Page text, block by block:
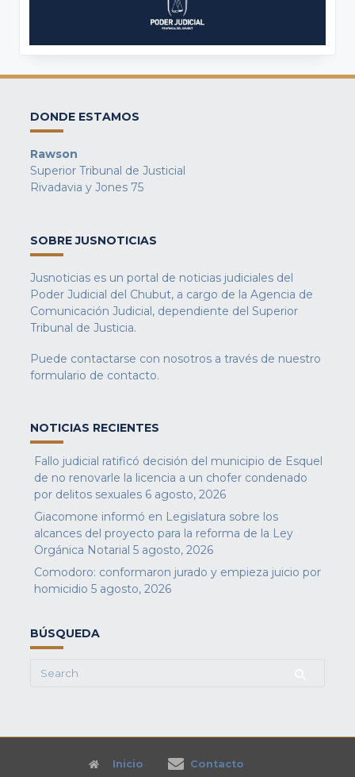
DONDE ESTAMOS
Rawson
Superior Tribunal de Justicial
Rivadavia y Jones 75
SOBRE JUSNOTICIAS
Jusnoticias es un portal de noticias judiciales del
Poder Judicial del Chubut, a cargo de la Agencia de
Comunicación Judicial, dependiente del Superior
Tribunal de Justicia.
Puede contactarse con nosotros a través de nuestro
formulario de contacto.
NOTICIAS RECIENTES
Fallo judicial ratificó decisión del municipio de Esquel
de no renovarle la licencia a un chofer condenado
por delitos sexuales 6 agosto, 2026
Giacomone informó en Legislatura sobre los
alcances del proyecto para la reforma de la Ley
Orgánica Notarial 5 agosto, 2026
Comodoro: conformaron jurado y empieza juicio por
homicidio 5 agosto, 2026
BÚSQUEDA
Search
Inicio Contacto